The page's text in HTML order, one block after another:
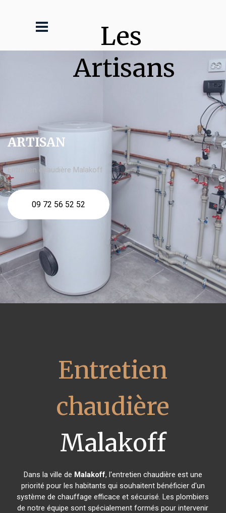
Les
Artisans
ARTISAN
Entretien chaudière Malakoff
09 72 56 52 52
Entretien
chaudière
Malakoff
Dans la ville de Malakoff, l'entretien chaudière est une
priorité pour les habitants qui souhaitent bénéficier d'un
système de chauffage efficace et sécurisé. Les plombiers
de notre équipe sont spécialement formés pour intervenir